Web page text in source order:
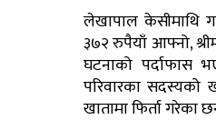
लेखापाल केसीमाथि
३७२ रुपैयाँ आफ्नो,
घटनाको पर्दाफास
परिवारका सदस्यको
खातामा फिर्ता गरेका